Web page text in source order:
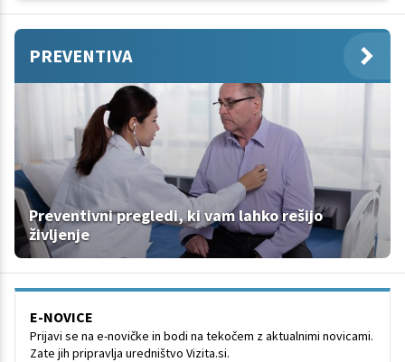
PREVENTIVA
Preventivni pregledi, ki vam lahko rešijo
življenje
E-NOVICE
Prijavi se na e-novičke in bodi na tekočem z aktualnimi novicami.
Zate jih pripravlja uredništvo Vizita.si.